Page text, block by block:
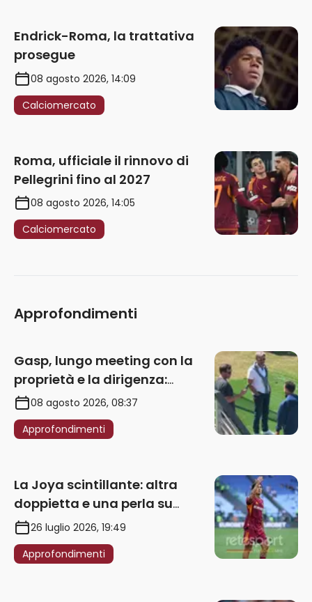
Endrick-Roma, la trattativa
prosegue
08 agosto 2026, 14:09
Calciomercato
Roma, ufficiale il rinnovo di
Pellegrini fino al 2027
08 agosto 2026, 14:05
Calciomercato
Approfondimenti
Gasp, lungo meeting con la
proprietà e la dirigenza:
obbligatorio l’acquisto di
un’ala sinistra
08 agosto 2026, 08:37
Approfondimenti
La Joya scintillante: altra
doppietta e una perla su
punizione – VIDEO
26 luglio 2026, 19:49
Approfondimenti